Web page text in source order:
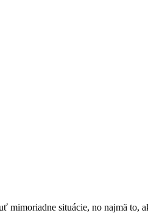
mimoriadne situácie, no najmä to,